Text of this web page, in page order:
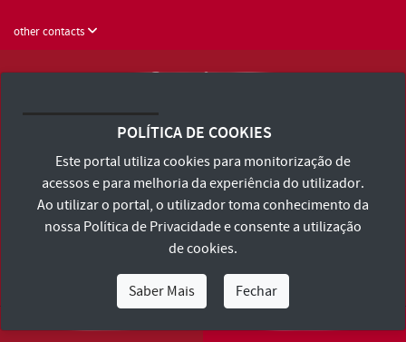
other contacts
Terms and Conditions and Privacy Policy
Accessibility Statement
POLÍTICA DE COOKIES
Este portal utiliza cookies para monitorização de
acessos e para melhoria da experiência do utilizador.
Ao utilizar o portal, o utilizador toma conhecimento da
nossa Política de Privacidadee consente a utilização
de cookies.
Saber Mais Fechar